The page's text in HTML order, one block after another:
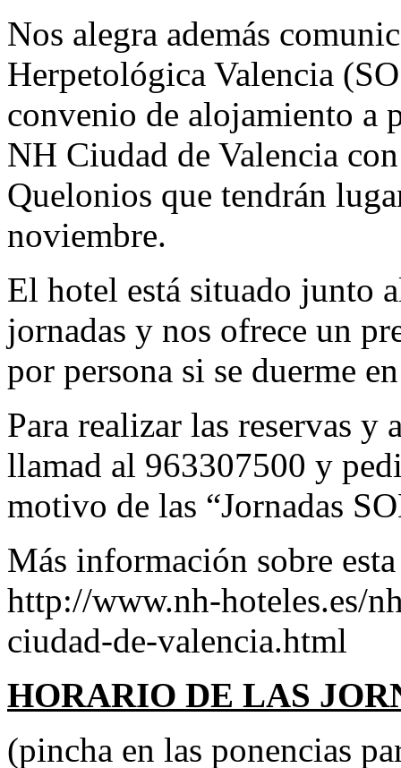
Nos alegra además
Herpetológica Valencia
convenio de alojamiento a
NH Ciudad de Valencia
Quelonios que tendrán
noviembre.
El hotel está situado junto
jornadas y nos ofrece un
por persona si se duerme
Para realizar las reservas y
llamad al 963307500 y
motivo de las “Jornadas
Más información sobre
http://www.nh-hoteles.es/
ciudad-de-valencia.html
HORARIO DE LAS
(pincha en las ponencias